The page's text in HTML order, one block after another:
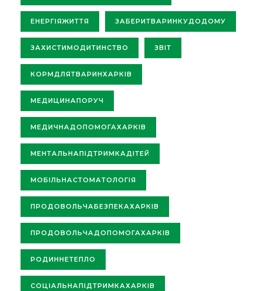
ЕНЕРГІЯЖИТТЯ ЗАБЕРИТВАРИНКУДОДОМУ
ЗАХИСТИМОДИТИНСТВО ЗВІТ
КОРМДЛЯТВАРИНХАРКІВ
МЕДИЦИНАПОРУЧ
МЕДИЧНАДОПОМОГАХАРКІВ
МЕНТАЛЬНАПІДТРИМКАДІТЕЙ
МОБІЛЬНАСТОМАТОЛОГІЯ
ПРОДОВОЛЬЧАБЕЗПЕКАХАРКІВ
ПРОДОВОЛЬЧАДОПОМОГАХАРКІВ
РОДИННЕТЕПЛО
СОЦІАЛЬНАПІДТРИМКАХАРКІВ